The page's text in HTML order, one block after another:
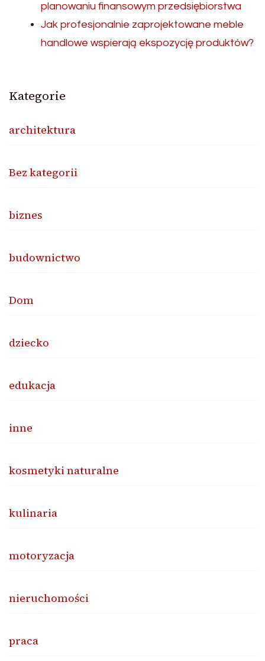
planowaniu finansowym przedsiębiorstwa
Jak profesjonalnie zaprojektowane meble
handlowe wspierają ekspozycję produktów?
Kategorie
architektura
Bez kategorii
biznes
budownictwo
Dom
dziecko
edukacja
inne
kosmetyki naturalne
kulinaria
motoryzacja
nieruchomości
praca